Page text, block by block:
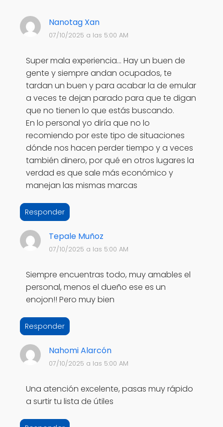
Nanotag Xan
07/10/2025 a las 5:00 AM
Super mala experiencia... Hay un buen de
gente y siempre andan ocupados, te
tardan un buen y para acabar la de emular
a veces te dejan parado para que te digan
que no tienen lo que estás buscando.
En lo personal yo diría que no lo
recomiendo por este tipo de situaciones
dónde nos hacen perder tiempo y a veces
también dinero, por qué en otros lugares la
verdad es que sale más económico y
manejan las mismas marcas
Responder
Tepale Muñoz
07/10/2025 a las 5:00 AM
Siempre encuentras todo, muy amables el
personal, menos el dueño ese es un
enojon!! Pero muy bien
Responder
Nahomi Alarcón
07/10/2025 a las 5:00 AM
Una atención excelente, pasas muy rápido
a surtir tu lista de útiles